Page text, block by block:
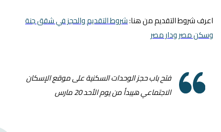
اعرف شروط التقديم من هنا:شروط التقديم والحجز في شقق جنة
وسكن مصر ودار مصر
فتح باب حجز الوحدات السكنية على موقع الإسكان
الاجتماعي هيبدأ من يوم الأحد 20 مارس